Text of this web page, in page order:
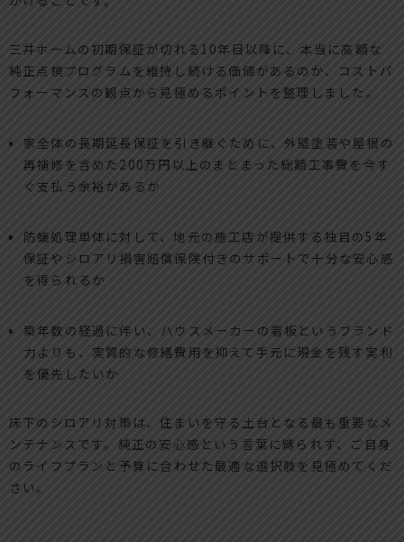
三井ホームの初期保証が切れる10年目以降に、本当に高額な
純正点検プログラムを維持し続ける価値があるのか、コストパ
フォーマンスの観点から見極めるポイントを整理しました。
家全体の長期延長保証を引き継ぐために、外壁塗装や屋根の
再補修を含めた200万円以上のまとまった総額工事費を今す
ぐ支払う余裕があるか
防蟻処理単体に対して、地元の施工店が提供する独自の5年
保証やシロアリ損害賠償保険付きのサポートで十分な安心感
を得られるか
築年数の経過に伴い、ハウスメーカーの看板というブランド
力よりも、実質的な修繕費用を抑えて手元に現金を残す実利
を優先したいか
床下のシロアリ対策は、住まいを守る土台となる最も重要なメ
ンテナンスです。純正の安心感という言葉に縛られず、ご自身
のライフプランと予算に合わせた最適な選択肢を見極めてくだ
さい。